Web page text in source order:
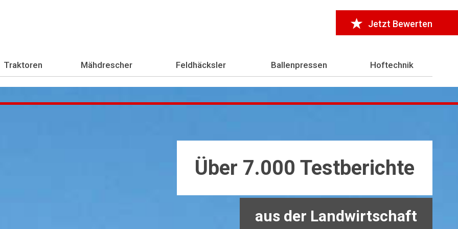
Jetzt Bewerten
Traktoren Mähdrescher Feldhäcksler Ballenpressen Hoftechnik
Über 7.000 Testberichte
aus der Landwirtschaft